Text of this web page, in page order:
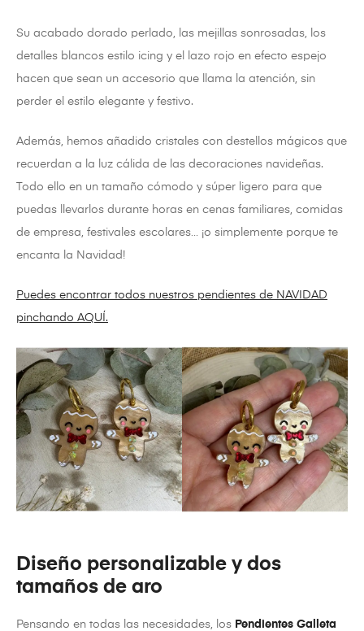
Su acabado dorado perlado, las mejillas sonrosadas, los
detalles blancos estilo icing y el lazo rojo en efecto espejo
hacen que sean un accesorio que llama la atención, sin
perder el estilo elegante y festivo.
Además, hemos añadido cristales con destellos mágicos que
recuerdan a la luz cálida de las decoraciones navideñas.
Todo ello en un tamaño cómodo y súper ligero para que
puedas llevarlos durante horas en cenas familiares, comidas
de empresa, festivales escolares… ¡o simplemente porque te
encanta la Navidad!
Puedes encontrar todos nuestros pendientes de NAVIDAD
pinchando AQUÍ.
Diseño personalizable y dos
tamaños de aro
Pensando en todas las necesidades, los Pendientes Galleta